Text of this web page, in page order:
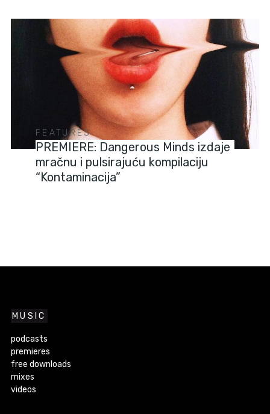
FEATURES
PREMIERE: Dangerous Minds izdaje
mračnu i pulsirajuću kompilaciju
“Kontaminacija”
MUSIC
podcasts
premieres
free downloads
mixes
videos